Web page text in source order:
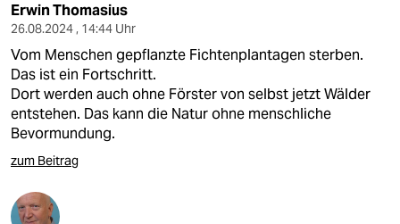
Erwin Thomasius
26.08.2024 , 14:44 Uhr
Vom Menschen gepflanzte Fichtenplantagen sterben.
Das ist ein Fortschritt.
Dort werden auch ohne Förster von selbst jetzt Wälder
entstehen. Das kann die Natur ohne menschliche
Bevormundung.
zum Beitrag